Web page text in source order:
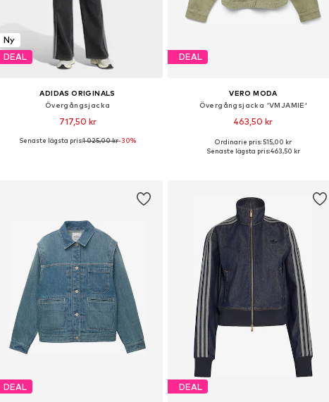
Ny
DEAL
ADIDAS ORIGINALS
Övergångsjacka
717,50 kr
Senaste lägsta pris:1 025,00 kr-30%
DEAL
VERO MODA
Övergångsjacka 'VMJAMIE'
463,50 kr
+7
Tillgängliga storlekar: S, M, L, XL
Ordinarie pris: 515,00 kr
Senaste lägsta pris:463,50 kr
DEAL DEAL